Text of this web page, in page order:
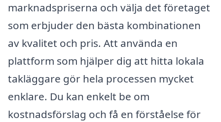
marknadspriserna och välja det företaget
som erbjuder den bästa kombinationen
av kvalitet och pris. Att använda en
plattform som hjälper dig att hitta lokala
takläggare gör hela processen mycket
enklare. Du kan enkelt be om
kostnadsförslag och få en förståelse för